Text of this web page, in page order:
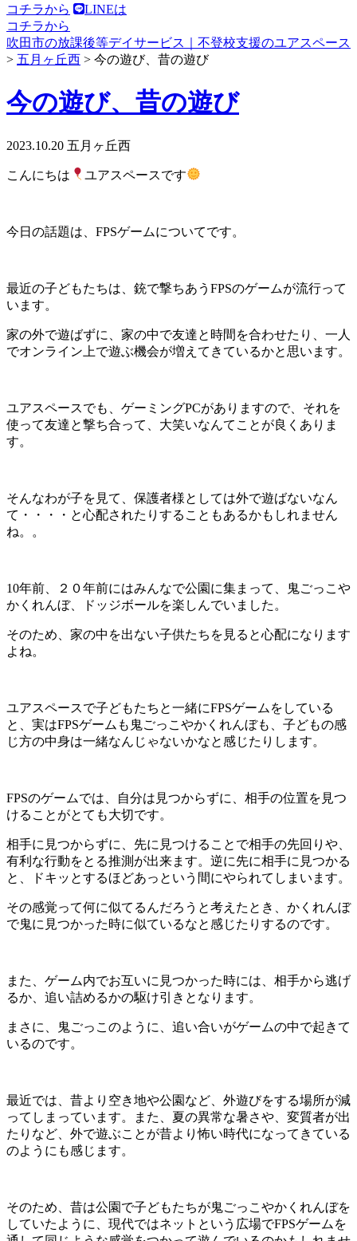
コチラから
LINEは
コチラから
吹田市の放課後等デイサービス｜不登校支援のユアスペース
> 五月ヶ丘西 > 今の遊び、昔の遊び
今の遊び、昔の遊び
2023.10.20 五月ヶ丘西
こんにちは ユアスペースです
今日の話題は、FPSゲームについてです。
最近の子どもたちは、銃で撃ちあうFPSのゲームが流行って
います。
家の外で遊ばずに、家の中で友達と時間を合わせたり、一人
でオンライン上で遊ぶ機会が増えてきているかと思います。
ユアスペースでも、ゲーミングPCがありますので、それを
使って友達と撃ち合って、大笑いなんてことが良くありま
す。
そんなわが子を見て、保護者様としては外で遊ばないなん
て・・・・と心配されたりすることもあるかもしれません
ね。。
10年前、２０年前にはみんなで公園に集まって、鬼ごっこや
かくれんぼ、ドッジボールを楽しんでいました。
そのため、家の中を出ない子供たちを見ると心配になります
よね。
ユアスペースで子どもたちと一緒にFPSゲームをしている
と、実はFPSゲームも鬼ごっこやかくれんぼも、子どもの感
じ方の中身は一緒なんじゃないかなと感じたりします。
FPSのゲームでは、自分は見つからずに、相手の位置を見つ
けることがとても大切です。
相手に見つからずに、先に見つけることで相手の先回りや、
有利な行動をとる推測が出来ます。逆に先に相手に見つかる
と、ドキッとするほどあっという間にやられてしまいます。
その感覚って何に似てるんだろうと考えたとき、かくれんぼ
で鬼に見つかった時に似ているなと感じたりするのです。
また、ゲーム内でお互いに見つかった時には、相手から逃げ
るか、追い詰めるかの駆け引きとなります。
まさに、鬼ごっこのように、追い合いがゲームの中で起きて
いるのです。
最近では、昔より空き地や公園など、外遊びをする場所が減
ってしまっています。また、夏の異常な暑さや、変質者が出
たりなど、外で遊ぶことが昔より怖い時代になってきている
のようにも感じます。
そのため、昔は公園で子どもたちが鬼ごっこやかくれんぼを
していたように、現代ではネットという広場でFPSゲームを